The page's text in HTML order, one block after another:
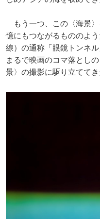
もう一つ、この〈海景
憶にもつながるもののよ
線）の通称「眼鏡トンネ
まるで映画のコマ落とし
景〉の撮影に駆り立ててき